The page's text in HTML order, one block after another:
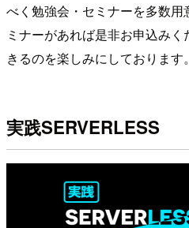
べく勉強会・セミナーを多数
ミナーがあれば是非お申込み
きるのを楽しみにしております。
実践SERVERLESS